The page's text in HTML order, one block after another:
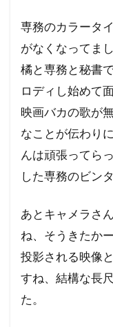
専務のカラータ
がなくなってまし
橘と専務と秘書
ロディし始めて
映画バカの歌が
なことが伝わり
んは頑張ってら
した専務のビン
あとキャメラさ
ね、そうきたかー
投影される映像
すね、結構な長
た。